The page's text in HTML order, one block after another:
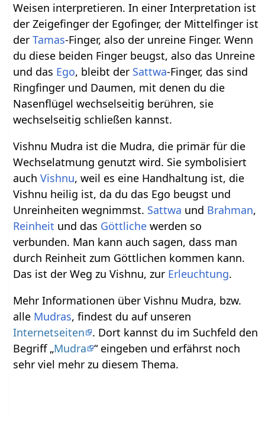
Weisen interpretieren. In einer Interpretation ist
der Zeigefinger der Egofinger, der Mittelfinger ist
derTamas-Finger, also der unreine Finger. Wenn
du diese beiden Finger beugst, also das Unreine
und das Ego, bleibt der Sattwa-Finger, das sind
Ringfinger und Daumen, mit denen du die
Nasenflügel wechselseitig berühren, sie
wechselseitig schließen kannst.
Vishnu Mudra ist die Mudra, die primär für die
Wechselatmung genutzt wird. Sie symbolisiert
auchVishnu, weil es eine Handhaltung ist, die
Vishnu heilig ist, da du das Ego beugst und
Unreinheiten wegnimmst. Sattwa und Brahman,
Reinheit und das Göttliche werden so
verbunden. Man kann auch sagen, dass man
durch Reinheit zum Göttlichen kommen kann.
Das ist der Weg zu Vishnu, zur Erleuchtung.
Mehr Informationen über Vishnu Mudra, bzw.
alle Mudras, findest du auf unseren
Internetseiten
. Dort kannst du im Suchfeld den
Begriff „Mudra “ eingeben und erfährst noch
sehr viel mehr zu diesem Thema.